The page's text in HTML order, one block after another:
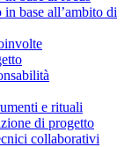
base all’ambito di
e rituali
di progetto
collaborativi